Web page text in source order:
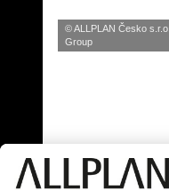
© ALLPLAN Česko s.r.o.
Group